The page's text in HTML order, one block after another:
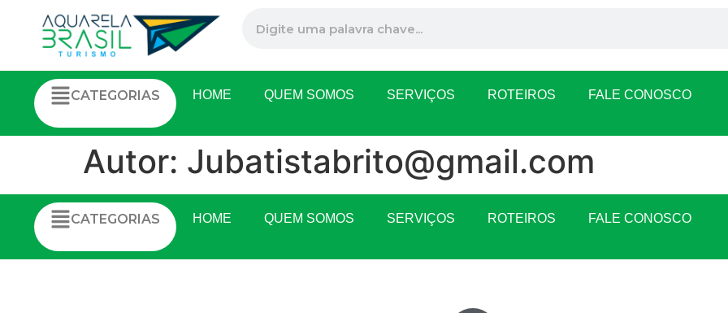
CATEGORIAS HOME QUEM SOMOS SERVIÇOS ROTEIROS FALE CONOSCO
Autor: Jubatistabrito@gmail.com
CATEGORIAS HOME QUEM SOMOS SERVIÇOS ROTEIROS FALE CONOSCO